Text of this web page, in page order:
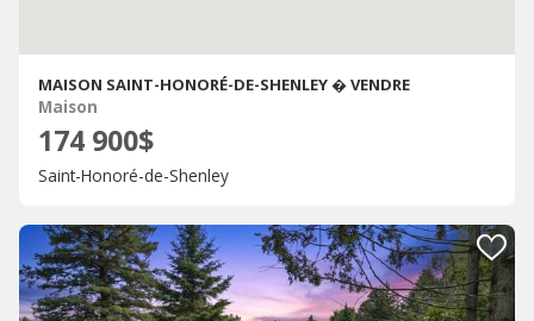
MAISON SAINT-HONORÉ-DE-SHENLEY � VENDRE
Maison
174 900$
Saint-Honoré-de-Shenley